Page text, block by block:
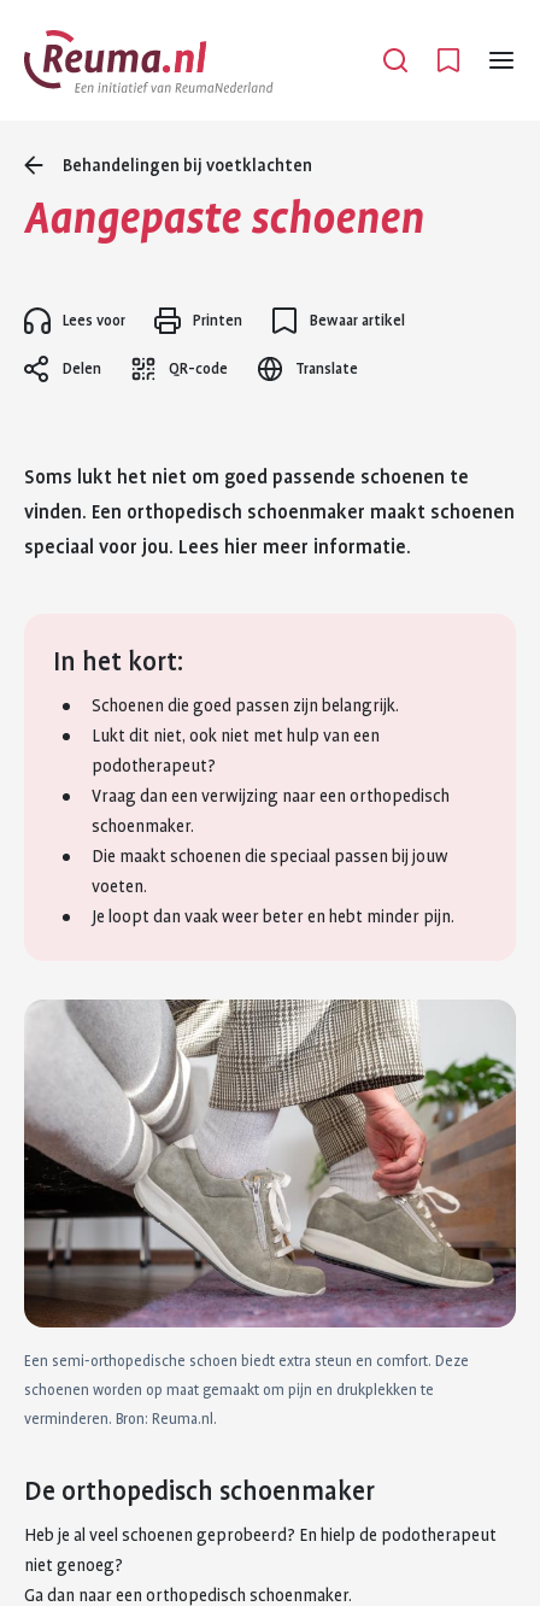
Spring
naar
hoofdinhoud
Spring
naar
footer
Open
Menu
Behandelingen bij voetklachten
Aangepaste schoenen
Lees voor Printen Bewaar artikel
Delen QR-code Translate
Soms lukt het niet om goed passende schoenen te
vinden. Een orthopedisch schoenmaker maakt schoenen
speciaal voor jou. Lees hier meer informatie.
In het kort:
Schoenen die goed passen zijn belangrijk.
Lukt dit niet, ook niet met hulp van een
podotherapeut?
Vraag dan een verwijzing naar een orthopedisch
schoenmaker.
Die maakt schoenen die speciaal passen bij jouw
voeten.
Je loopt dan vaak weer beter en hebt minder pijn.
Een semi-orthopedische schoen biedt extra steun en comfort. Deze
schoenen worden op maat gemaakt om pijn en drukplekken te
verminderen. Bron: Reuma.nl.
De orthopedisch schoenmaker
Heb je al veel schoenen geprobeerd? En hielp de podotherapeut
niet genoeg?
Ga dan naar een orthopedisch schoenmaker.